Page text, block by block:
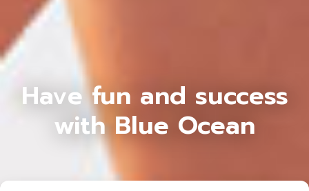
Have fun and success
with Blue Ocean